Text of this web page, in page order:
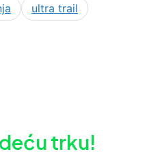
ultra trail
trku!